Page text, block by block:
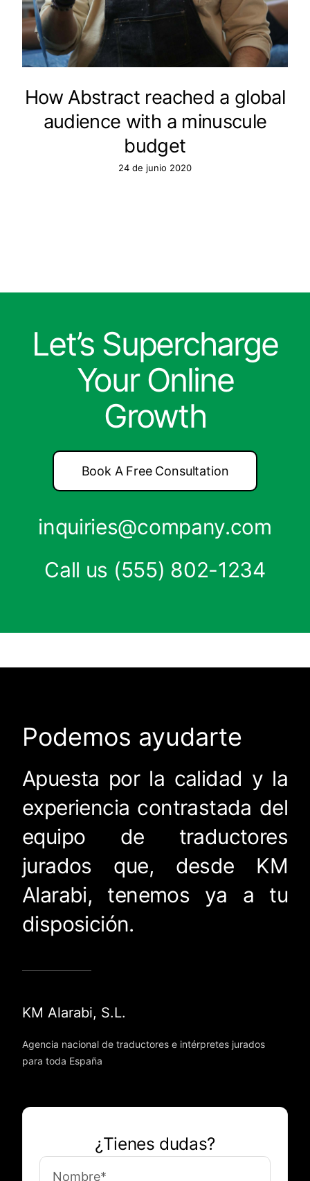
How Abstract reached a global
audience with a minuscule
budget
24 de junio 2020
Let’s Supercharge
Your Online
Growth
Book A Free Consultation
inquiries@company.com
Call us (555) 802-1234
Podemos ayudarte
Apuesta por la calidad y la
experiencia contrastada del
equipo de traductores
jurados que, desde KM
Alarabi, tenemos ya a tu
disposición.
KM Alarabi, S.L.
Agencia nacional de traductores e intérpretes jurados
para toda España
¿Tienes dudas?